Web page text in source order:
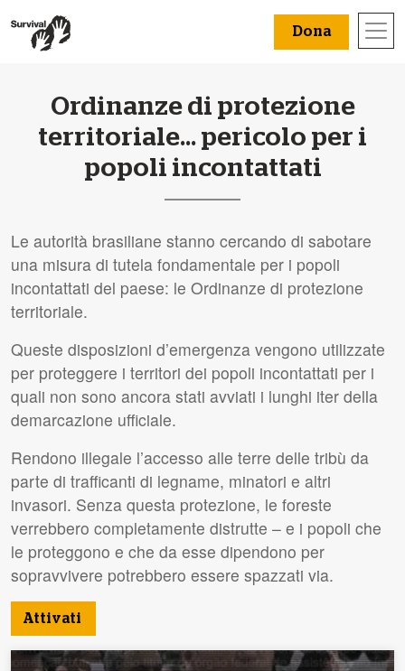
Dona
Ordinanze di protezione
territoriale... pericolo per i
popoli incontattati
Le autorità brasiliane stanno cercando di sabotare
una misura di tutela fondamentale per i popoli
incontattati del paese: le Ordinanze di protezione
territoriale.
Queste disposizioni d’emergenza vengono utilizzate
per proteggere i territori dei popoli incontattati per i
quali non sono ancora stati avviati i lunghi iter della
demarcazione ufficiale.
Rendono illegale l’accesso alle terre delle tribù da
parte di trafficanti di legname, minatori e altri
invasori. Senza questa protezione, le foreste
verrebbero completamente distrutte – e i popoli che
le proteggono e che da esse dipendono per
sopravvivere potrebbero essere spazzati via.
Attivati